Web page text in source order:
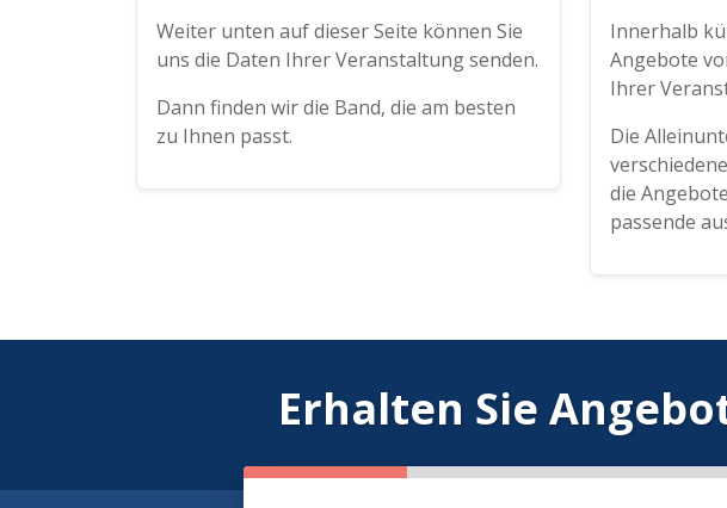
Weiter unten auf dieser Seite können Sie
uns die Daten Ihrer Veranstaltung senden.
Dann finden wir die Band, die am besten
zu Ihnen passt.
Innerhalb
Angebote
Ihrer
Die
die
passende
Erhalten Sie